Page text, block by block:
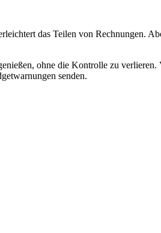
das Teilen von Rechnungen.
ohne die Kontrolle zu verlieren.
senden.